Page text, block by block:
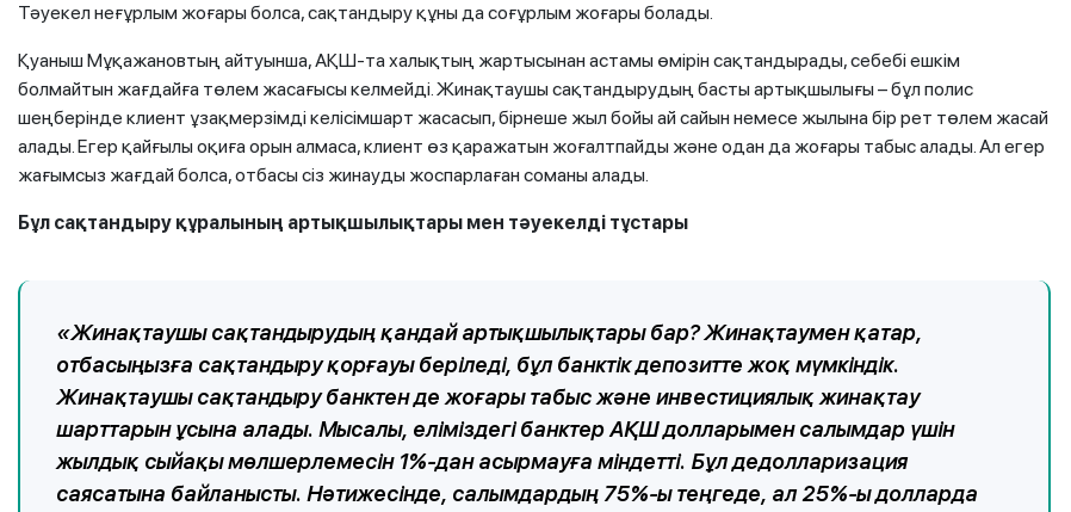
Тәуекел неғұрлым жоғары болса, сақтандыру құны да соғұрлым жоғары болады.
Қуаныш Мұқажановтың айтуынша, АҚШ-та халықтың жартысынан астамы өмірін сақтандырады, себебі ешкім
болмайтын жағдайға төлем жасағысы келмейді. Жинақтаушы сақтандырудың басты артықшылығы – бұл полис
шеңберінде клиент ұзақмерзімді келісімшарт жасасып, бірнеше жыл бойы ай сайын немесе жылына бір рет төлем жасай
алады. Егер қайғылы оқиға орын алмаса, клиент өз қаражатын жоғалтпайды және одан да жоғары табыс алады. Ал егер
жағымсыз жағдай болса, отбасы сіз жинауды жоспарлаған соманы алады.
Бұл сақтандыру құралының артықшылықтары мен тәуекелді тұстары
«Жинақтаушы сақтандырудың қандай артықшылықтары бар? Жинақтаумен қатар,
отбасыңызға сақтандыру қорғауы беріледі, бұл банктік депозитте жоқ мүмкіндік.
Жинақтаушы сақтандыру банктен де жоғары табыс және инвестициялық жинақтау
шарттарын ұсына алады. Мысалы, еліміздегі банктер АҚШ долларымен салымдар үшін
жылдық сыйақы мөлшерлемесін 1%-дан асырмауға міндетті. Бұл дедолларизация
саясатына байланысты. Нәтижесінде, салымдардың 75%-ы теңгеде, ал 25%-ы долларда